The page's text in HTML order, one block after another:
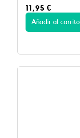
11,95€
Añadir al carrito